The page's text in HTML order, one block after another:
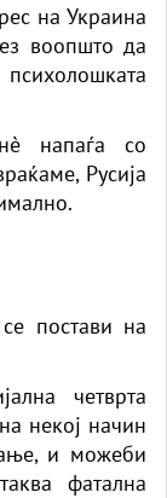
на Украина
воопшто да
напаѓа со
Русија
постави на
четврта
некој начин
и можеби
фатална